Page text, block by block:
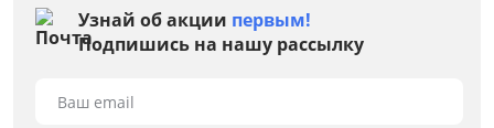
Узнай об акции первым!
Подпишись на нашу рассылку
Ваш email